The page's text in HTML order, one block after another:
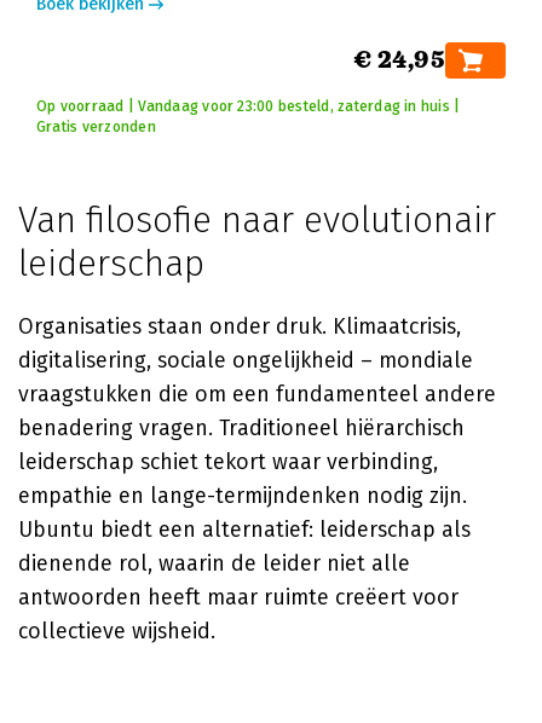
Boek bekijken
€ 24,95
Op voorraad | Vandaag voor 23:00 besteld, zaterdag in huis |
Gratis verzonden
Van filosofie naar evolutionair
leiderschap
Organisaties staan onder druk. Klimaatcrisis,
digitalisering, sociale ongelijkheid – mondiale
vraagstukken die om een fundamenteel andere
benadering vragen. Traditioneel hiërarchisch
leiderschap schiet tekort waar verbinding,
empathie en lange-termijndenken nodig zijn.
Ubuntu biedt een alternatief: leiderschap als
dienende rol, waarin de leider niet alle
antwoorden heeft maar ruimte creëert voor
collectieve wijsheid.